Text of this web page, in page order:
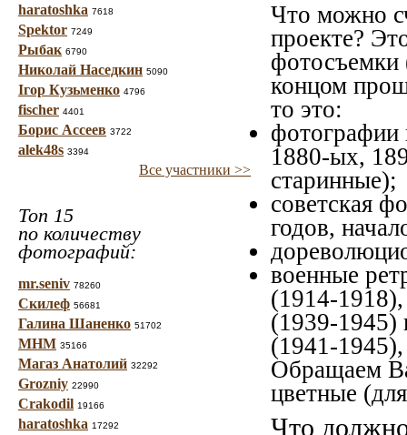
haratoshka 7618
Spektor 7249
Рыбак 6790
Николай Наседкин 5090
Ігор Кузьменко 4796
fischer 4401
Борис Ассеев 3722
alek48s 3394
Все участники >>
Топ 15
по количеству
фотографий:
mr.seniv 78260
Скилеф 56681
Галина Шаненко 51702
МНМ 35166
Магаз Анатолий 32292
Grozniy 22990
Crakodil 19166
haratoshka 17292
Что можно
проекте?
фотосъемки
концом
то это:
фотографии
1880-ых,
старинные);
советская
годов,
военные
(1914-
(1939-1945)
(1941-
Обращаем
цветные
Что